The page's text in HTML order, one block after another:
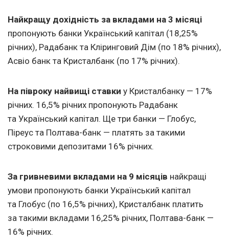
Найкращу дохідність за вкладами на 3 місяці
пропонують банки Український капітал (18,25%
річних), Радабанк та Кліринговий Дім (по 18% річних),
Асвіо банк та Кристалбанк (по 17% річних).
На півроку найвищі ставки у Кристалбанку — 17%
річних. 16,5% річних пропонують Радабанк
та Український капітал. Ще три банки — Глобус,
Піреус та Полтава-банк — платять за такими
строковими депозитами 16% річних.
За гривневими вкладами на 9 місяців найкращі
умови пропонують банки Український капітал
та Глобус (по 16,5% річних), Кристалбанк платить
за такими вкладами 16,25% річних, Полтава-банк —
16% річних.